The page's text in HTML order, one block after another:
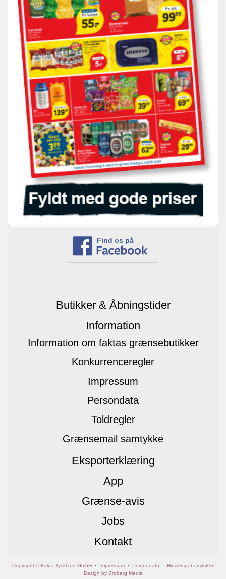
Find os på
Butikker & Åbningstider
Information
Information om faktas grænsebutikker
Konkurrenceregler
Impressum
Persondata
Toldregler
Grænsemail samtykke
Eksporterklæring
App
Grænse-avis
Jobs
Kontakt
Copyright © Fakta Tyskland GmbH· Impressum· Persondata · Hinweisgebersystem
Design by Broberg Media